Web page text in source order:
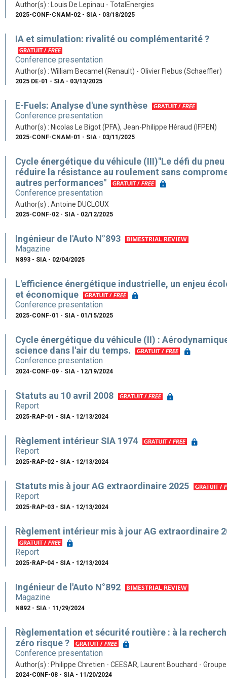
Author(s) : Louis De Lepinau - TotalEnergies
2025-CONF-CNAM-02 - SIA - 03/18/2025
IA et simulation: rivalité ou complémentarité ?
Conference presentation
Author(s) : William Becamel (Renault) - Olivier Flebus (Schaeffler)
2025 DE-01 - SIA - 03/13/2025
E-Fuels: Analyse d'une synthèse
Conference presentation
Author(s) : Nicolas Le Bigot (PFA), Jean-Philippe Héraud (IFPEN)
2025-CONF-CNAM-01 - SIA - 03/11/2025
Cycle énergétique du véhicule (III)"Le défi du pneu
réduire la résistance au roulement sans
autres performances"
Conference presentation
Author(s) : Antoine DUCLOUX
2025-CONF-02 - SIA - 02/12/2025
Ingénieur de l'Auto N°893
Magazine
N893 - SIA - 02/04/2025
L'efficience énergétique industrielle, un enjeu
et économique
Conference presentation
2025-CONF-01 - SIA - 01/15/2025
Cycle énergétique du véhicule (II) :
science dans l'air du temps.
Conference presentation
2024-CONF-09 - SIA - 12/19/2024
Statuts au 10 avril 2008
Report
2025-RAP-01 - SIA - 12/13/2024
Règlement intérieur SIA 1974
Report
2025-RAP-02 - SIA - 12/13/2024
Statuts mis à jour AG extraordinaire 2025
Report
2025-RAP-03 - SIA - 12/13/2024
Règlement intérieur mis à jour AG extraordinaire
Report
2025-RAP-04 - SIA - 12/13/2024
Ingénieur de l'Auto N°892
Magazine
N892 - SIA - 11/29/2024
Règlementation et sécurité routière : à la
zéro risque ?
Conference presentation
Author(s) : Philippe Chretien - CEESAR, Laurent Bouchard -
2024-C0NF-08 - SIA - 11/20/2024